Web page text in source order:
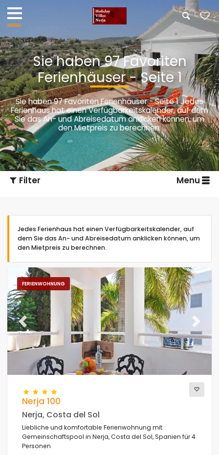
Sie haben 97 Favoriten
Ferienhäuser - Seite 1
Sie haben 97 Favoriten Ferienhäuser - Seite 1Jedes
Ferienhaus hat einen Verfügbarkeitskalender, auf dem
Sie das An- und Abreisedatum anklicken können, um
den Mietpreis zu berechnen.
Filter Menu
Art der Unterkunft
Personen
Schlafzimmer
Badezimmer
Ihre Auswahl(97)
Jedes Ferienhaus hat einen Verfügbarkeitskalender, auf
dem Sie das An- und Abreisedatum anklicken können, um
den Mietpreis zu berechnen.
FERIENWOHNUNG
Previous Next
Nerja 100
Nerja, Costa del Sol
Liebliche und komfortable Ferienwohnung mit
Gemeinschaftspool in Nerja, Costa del Sol, Spanien für 4
Personen